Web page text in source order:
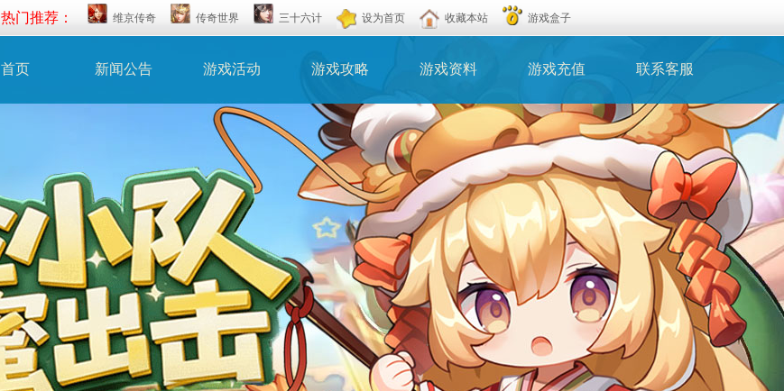
热门推荐： 维京传奇 传奇世界 三十六计 设为首页 收藏本站 游戏盒子
首页 新闻公告 游戏活动 游戏攻略 游戏资料 游戏充值 联系客服